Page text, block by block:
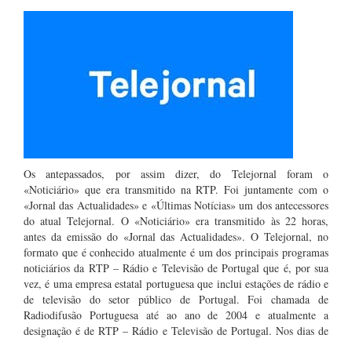
Os antepassados, por assim dizer, do Telejornal foram o
«Noticiário» que era transmitido na RTP. Foi juntamente com o
«Jornal das Actualidades» e «Últimas Notícias» um dos antecessores
do atual Telejornal. O «Noticiário» era transmitido às 22 horas,
antes da emissão do «Jornal das Actualidades». O Telejornal, no
formato que é conhecido atualmente é um dos principais programas
noticiários da RTP – Rádio e Televisão de Portugal que é, por sua
vez, é uma empresa estatal portuguesa que inclui estações de rádio e
de televisão do setor público de Portugal. Foi chamada de
Radiodifusão Portuguesa até ao ano de 2004 e atualmente a
designação é de RTP – Rádio e Televisão de Portugal. Nos dias de